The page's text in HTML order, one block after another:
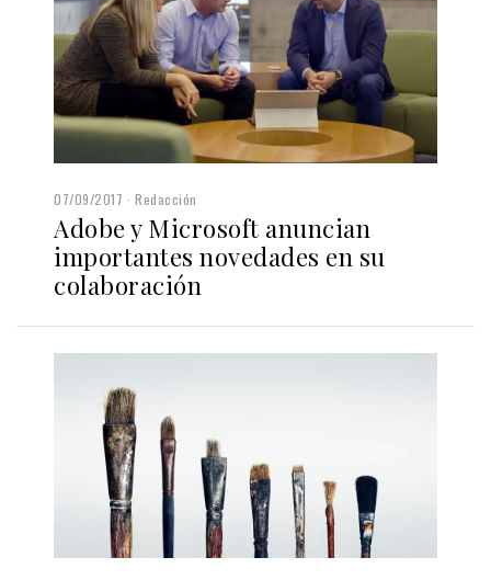
07/09/2017 Redacción
Adobe y Microsoft anuncian
importantes novedades en su
colaboración